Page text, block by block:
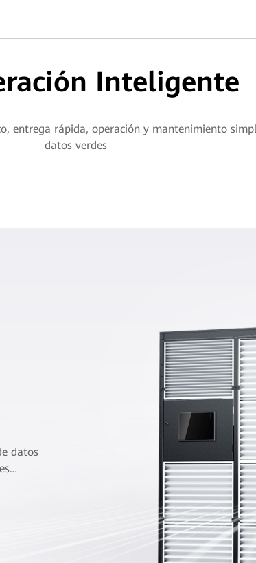
Inteligente
entrega rápida, operación y mantenimiento
datos verdes
datos